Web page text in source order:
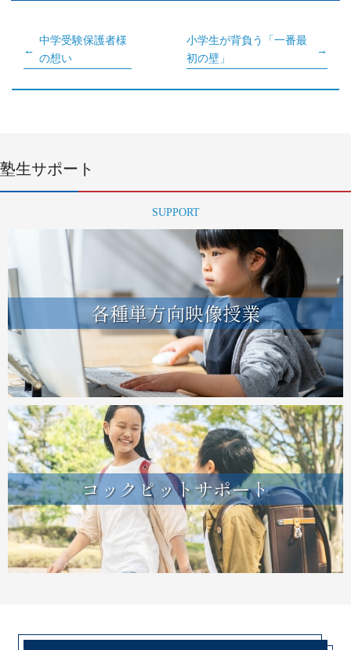
中学受験保護者様
の想い
小学生が背負う「一番最
初の壁」
塾生サポート
SUPPORT
各種単方向映像授業
コックピットサポート